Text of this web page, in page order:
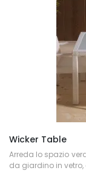
Wicker Table
Arreda lo spazio
da giardino in vetro,